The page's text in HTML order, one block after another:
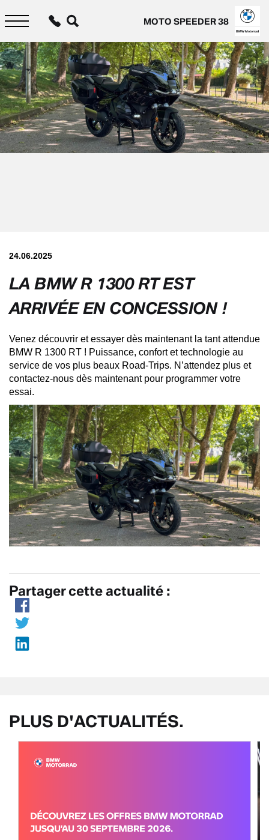
contenu
MOTO SPEEDER 38
BMW Motorrad
24.06.2025
LA BMW R 1300 RT EST
ARRIVÉE EN CONCESSION !
Venez découvrir et essayer dès maintenant la tant attendue
BMW R 1300 RT ! Puissance, confort et technologie au
service de vos plus beaux Road-Trips. N’attendez plus et
contactez-nous dès maintenant pour programmer votre
essai.
Partager cette actualité :
PLUS D'ACTUALITÉS.